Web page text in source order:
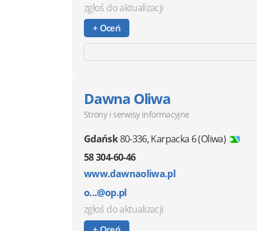
zgłoś do aktualizacji
+ Oceń
Dawna Oliwa
Strony i serwisy informacyjne
Gdańsk80-336,Karpacka 6(Oliwa)
58 304-60-46
www.dawnaoliwa.pl
o...@op.pl
zgłoś do aktualizacji